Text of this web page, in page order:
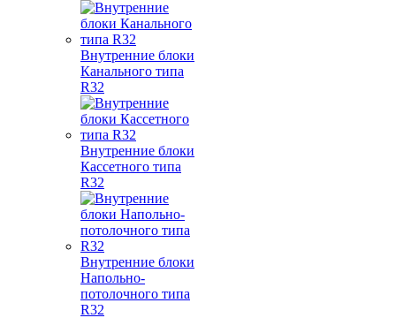
Внутренние блоки
Канального типа
R32
Внутренние блоки
Кассетного типа
R32
Внутренние блоки
Напольно-
потолочного типа
R32